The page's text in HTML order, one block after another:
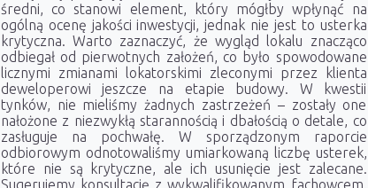
średni, co stanowi element, który mógłby wpłynąć na
ogólną ocenę jakości inwestycji, jednak nie jest to usterka
krytyczna. Warto zaznaczyć, że wygląd lokalu znacząco
odbiegał od pierwotnych założeń, co było spowodowane
licznymi zmianami lokatorskimi zleconymi przez klienta
deweloperowi jeszcze na etapie budowy. W kwestii
tynków, nie mieliśmy żadnych zastrzeżeń – zostały one
nałożone z niezwykłą starannością i dbałością o detale, co
zasługuje na pochwałę. W sporządzonym raporcie
odbiorowym odnotowaliśmy umiarkowaną liczbę usterek,
które nie są krytyczne, ale ich usunięcie jest zalecane.
Sugerujemy konsultację z wykwalifikowanym fachowcem,